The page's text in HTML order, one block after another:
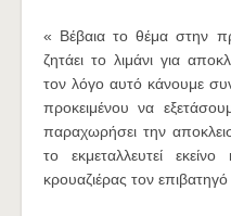
« Βέβαια το θέμα στην
ζητάει το λιμάνι για
τον λόγο αυτό κάνουμε
προκειμένου να
παραχωρήσει την
το εκμεταλλευτεί
κρουαζιέρας τον